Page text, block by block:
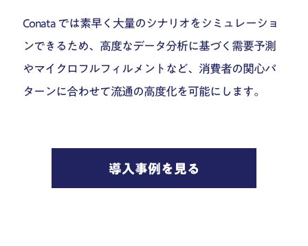
Conata では素早く大量のシナリオをシミュレーショ
ンできるため、高度なデータ分析に基づく需要予測
やマイクロフルフィルメントなど、消費者の関心パ
ターンに合わせて流通の高度化を可能にします。
導入事例を見る